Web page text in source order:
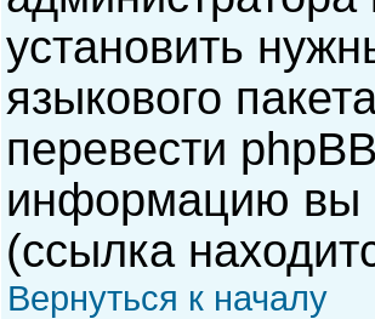
установить
языкового
перевести
информацию вы
(ссылка
Вернуться к началу